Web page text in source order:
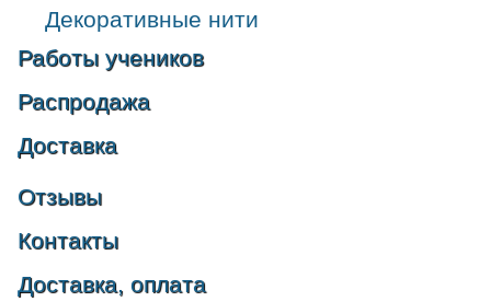
Декоративные нити
Работы учеников
Распродажа
Доставка
Отзывы
Контакты
Доставка, оплата